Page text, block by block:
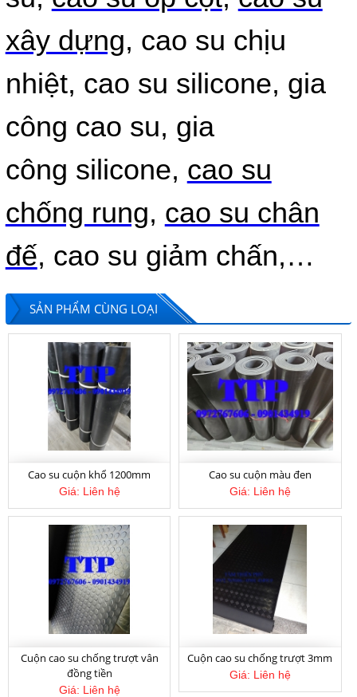
xây dựng, cao su chịu
nhiệt, cao su silicone, gia
công cao su, gia
công silicone, cao su
chống rung, cao su chân
đế, cao su giảm chấn,…
SẢN PHẨM CÙNG LOẠI
Cao su cuộn khổ 1200mm
Giá: Liên hệ
Cao su cuộn màu đen
Giá: Liên hệ
Cuộn cao su chống trượt vân
đồng tiền
Giá: Liên hệ
Cuộn cao su chống trượt 3mm
Giá: Liên hệ
Giá:Liên hệ
CAO SU TẤM 3LY - CAO SU TAM 3LY - TẤM
CAO SU LÓT SÀN 3LY
CAO SU TẤM 2LY - CAO SU TAM 2LY - TẤM
CAO SU 2LY- CAO SU LÓT SÀN TÂM THIÊN
CAO SU TẤM 1LY - CAO SU TAM 1LY - TẤM